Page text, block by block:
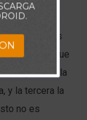
algunos
el hijo al que
La primera la
y la tercera la
no es